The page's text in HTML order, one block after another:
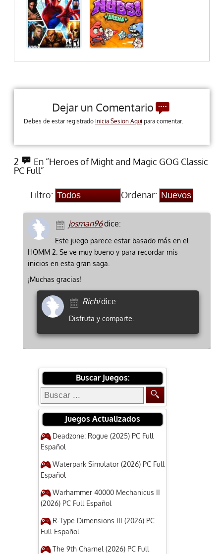
Dejar un Comentario
Debes de estar registrado Inicia Sesion Aqui para comentar.
2
En “Heroes of Might and Magic GOG Classic
PC Full”
Filtro: Ordenar:
josman96dice:
Este juego parece estar basado más en el
HOMM 2. Se ve muy bueno y para recordar mis
inicios en esta gran saga.
¡Muchas gracias!
Richidice:
Disfruta y comparte.
Buscar Juegos:
Juegos Actualizados
Deadzone: Rogue (2025) PC Full
Español
Waterpark Simulator (2026) PC Full
Español
Warhammer 40000 Mechanicus II
(2026) PC Full Español
R-Type Dimensions III (2026) PC
Full Español
The 9th Charnel (2026) PC Full